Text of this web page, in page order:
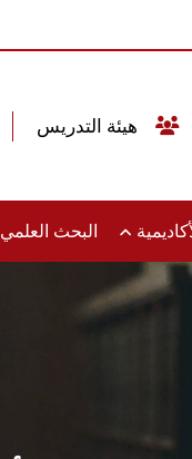
البحث العلمي